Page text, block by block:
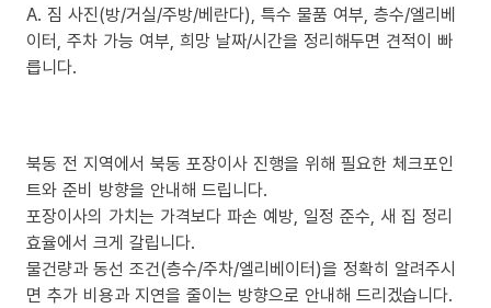
A. 짐 사진(방/거실/주방/베란다), 특수 물품 여부, 층수/엘리베
이터, 주차 가능 여부, 희망 날짜/시간을 정리해두면 견적이 빠
릅니다.
북동 전 지역에서 북동 포장이사 진행을 위해 필요한 체크포인
트와 준비 방향을 안내해 드립니다.
포장이사의 가치는 가격보다 파손 예방, 일정 준수, 새 집 정리
효율에서 크게 갈립니다.
물건량과 동선 조건(층수/주차/엘리베이터)을 정확히 알려주시
면 추가 비용과 지연을 줄이는 방향으로 안내해 드리겠습니다.